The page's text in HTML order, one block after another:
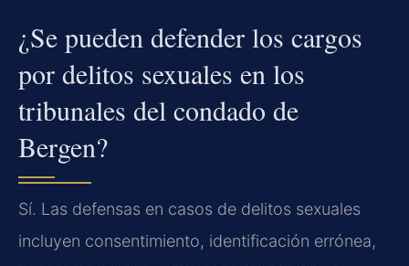
¿Se pueden defender los cargos
por delitos sexuales en los
tribunales del condado de
Bergen?
Sí. Las defensas en casos de delitos sexuales
incluyen consentimiento, identificación errónea,